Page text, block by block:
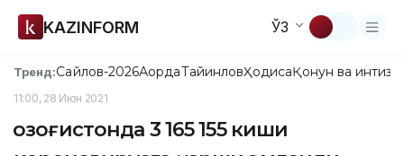
KAZINFORM ЎЗ
Тренд:Сайлов-2026АқордаТайинловҲодисаҚонун ва
11:00, 28 Июн 2021
Қозоғистонда 3 165 155 киши